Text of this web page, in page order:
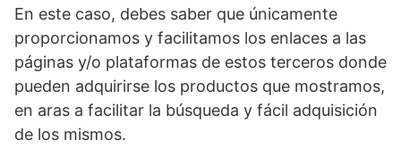
En este caso, debes saber que únicamente
proporcionamos y facilitamos los enlaces a las
páginas y/o plataformas de estos terceros donde
pueden adquirirse los productos que mostramos,
en aras a facilitar la búsqueda y fácil adquisición
de los mismos.